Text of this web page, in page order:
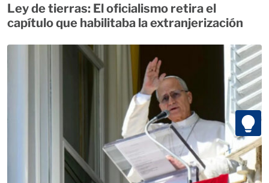
Ley de tierras: El oficialismo retira el
capítulo que habilitaba la extranjerización